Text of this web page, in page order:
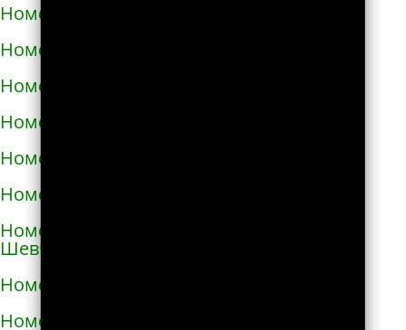
Номера телефонов такси в Килие
Номера телефонов такси в Ковеле
Номера телефонов такси в Коломые
Номера телефонов такси в Конотопе
Номера телефонов такси в Коростене
Номера телефонов такси в Коростышеве
Номера телефонов такси в Корсунь-
Шевченковском
Номера телефонов такси в Корюковке
Номера телефонов такси в Костополе